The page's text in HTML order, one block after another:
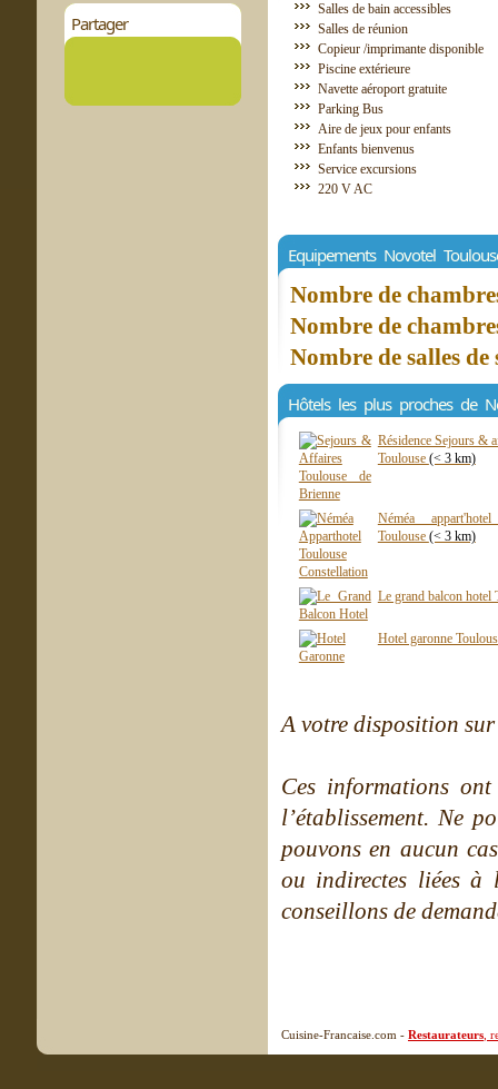
Partager
Salles de bain accessibles
Salles de réunion
Copieur /imprimante disponible
Piscine extérieure
Navette aéroport gratuite
Parking Bus
Aire de jeux pour enfants
Enfants bienvenus
Service excursions
220 V AC
Equipements Novotel
Nombre de
Nombre de
Nombre de salles
Hôtels les plus proches de
Résidence Sejours &
Toulouse (< 3 km)
Néméa
Toulouse (< 3 km)
Le grand balcon hotel
Hotel garonne
A votre disposition
Ces informations
l’établissement. Ne
pouvons en aucun
ou indirectes liées à
conseillons de
Cuisine-Francaise.com - Restaurateurs ,